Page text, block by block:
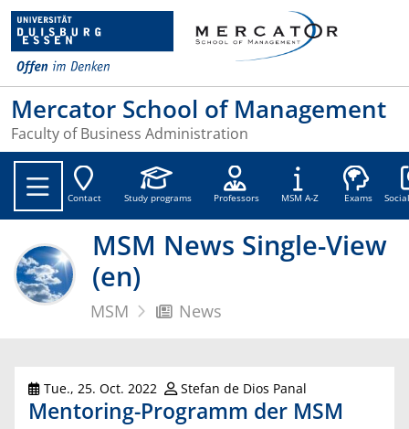
Mercator School of Management
Faculty of Business Administration
Contact Study programs Professors MSM A-Z Exams
MSM News Single-View
(en)
MSM News
Tue., 25. Oct. 2022 Stefan de Dios Panal
Mentoring-Programm der MSM